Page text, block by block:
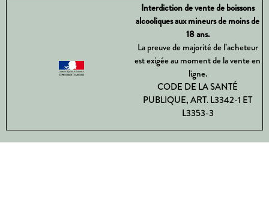
Interdiction de vente de boissons
alcooliques aux mineurs de moins de
18 ans.
La preuve de majorité de l’acheteur
est exigée au moment de la vente en
ligne.
CODE DE LA SANTÉ
PUBLIQUE, ART. L3342-1 ET
L3353-3